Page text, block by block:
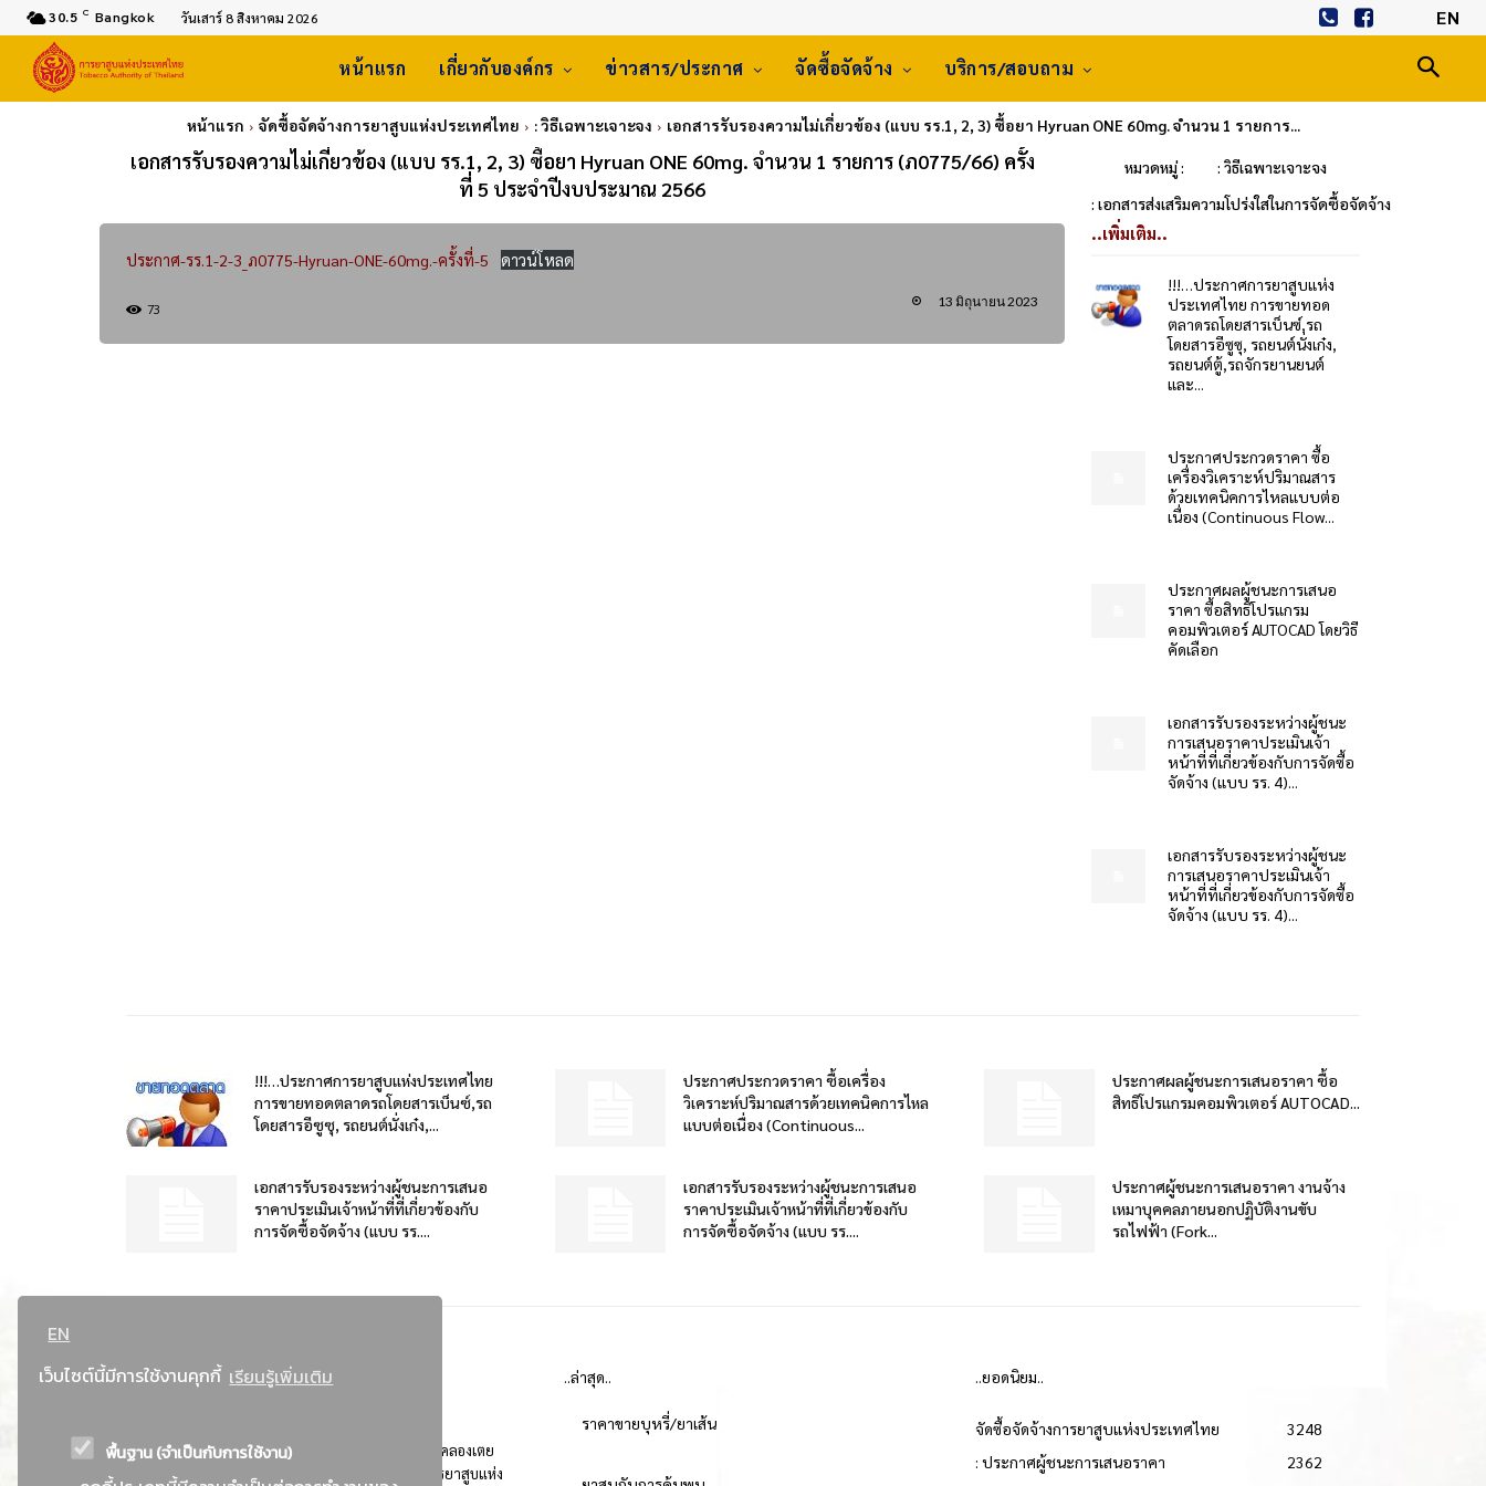
EN
เว็บไซต์นี้มีการใช้งานคุกกี้ เรียนรู้เพิ่มเติม
พื้นฐาน (จำเป็นกับการใช้งาน)
30.5 C Bangkok วันเสาร์ 8 สิงหาคม 2026 EN
หน้าแรก เกี่ยวกับองค์กร ข่าวสาร/ประกาศ จัดซื้อจัดจ้าง บริการ/สอบถาม
หน้าแรก จัดซื้อจัดจ้างการยาสูบแห่งประเทศไทย : วิธีเฉพาะเจาะจง เอกสารรับรองความไม่เกี่ยวข้อง (แบบ รร.1, 2, 3) ซื้อยา Hyruan ONE 60mg. จำนวน 1 รายการ...
เอกสารรับรองความไม่เกี่ยวข้อง (แบบ รร.1, 2, 3) ซื้อยา Hyruan ONE 60mg. จำนวน 1 รายการ (ภ0775/66) ครั้ง
ที่ 5 ประจำปีงบประมาณ 2566
หมวดหมู่ :
: วิธีเฉพาะเจาะจง
: เอกสารส่งเสริมความโปร่งใสในการจัดซื้อจัดจ้าง
ประกาศ-รร.1-2-3_ภ0775-Hyruan-ONE-60mg.-ครั้งที่-5 ดาวน์โหลด
73 13 มิถุนายน 2023
..เพิ่มเติม..
!!!…ประกาศการยาสูบแห่ง
ประเทศไทย การขายทอด
ตลาดรถโดยสารเบ็นซ์,รถ
โดยสารอีซูซุ, รถยนต์นั่งเก๋ง,
รถยนต์ตู้,รถจักรยานยนต์
และ...
ประกาศประกวดราคา ซื้อ
เครื่องวิเคราะห์ปริมาณสาร
ด้วยเทคนิคการไหลแบบต่อ
เนื่อง (Continuous Flow...
ประกาศผลผู้ชนะการเสนอ
ราคา ซื้อสิทธิโปรแกรม
คอมพิวเตอร์ AUTOCAD โดยวิธี
คัดเลือก
เอกสารรับรองระหว่างผู้ชนะ
การเสนอราคาประเมินเจ้า
หน้าที่ที่เกี่ยวข้องกับการจัดซื้อ
จัดจ้าง (แบบ รร. 4)...
เอกสารรับรองระหว่างผู้ชนะ
การเสนอราคาประเมินเจ้า
หน้าที่ที่เกี่ยวข้องกับการจัดซื้อ
จัดจ้าง (แบบ รร. 4)...
!!!…ประกาศการยาสูบแห่งประเทศไทย
การขายทอดตลาดรถโดยสารเบ็นซ์,รถ
โดยสารอีซูซุ, รถยนต์นั่งเก๋ง,...
ประกาศประกวดราคา ซื้อเครื่อง
วิเคราะห์ปริมาณสารด้วยเทคนิคการไหล
แบบต่อเนื่อง (Continuous...
ประกาศผลผู้ชนะการเสนอราคา ซื้อ
สิทธิโปรแกรมคอมพิวเตอร์ AUTOCAD...
เอกสารรับรองระหว่างผู้ชนะการเสนอ
ราคาประเมินเจ้าหน้าที่ที่เกี่ยวข้องกับ
การจัดซื้อจัดจ้าง (แบบ รร....
เอกสารรับรองระหว่างผู้ชนะการเสนอ
ราคาประเมินเจ้าหน้าที่ที่เกี่ยวข้องกับ
การจัดซื้อจัดจ้าง (แบบ รร....
ประกาศผู้ชนะการเสนอราคา งานจ้าง
เหมาบุคคลภายนอกปฏิบัติงานขับ
รถไฟฟ้า (Fork...
ที่อยู่ : 184 ถนนพระรามที่ 4 แขวงคลองเตย เขตคลองเตย
กรุงเทพมหานคร 10110 ติดต่อประชาสัมพันธ์ การยาสูบแห่ง
..ล่าสุด..
ราคาขายบุหรี่/ยาเส้น
..ยอดนิยม..
จัดซื้อจัดจ้างการยาสูบแห่งประเทศไทย
3248
: ประกาศผู้ชนะการเสนอราคา
2362